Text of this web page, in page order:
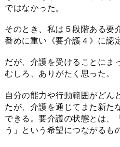
ではなかった。
そのとき、私は５段階ある要
番めに重い《要介護４》に認
だが、介護を受けることにま
むしろ、ありがたく思った。
自分の能力や行動範囲がどん
たが、介護を通じてまた新た
できる。要介護の状態とは、
う」という希望につながるも